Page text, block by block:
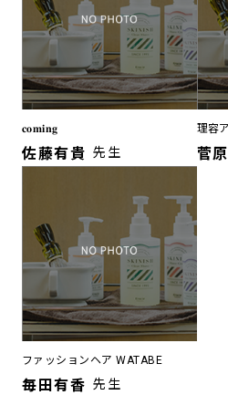
𝐜𝐨𝐦𝐢𝐧𝐠
佐藤有貴 先生
理容
菅
ファッションヘア WATABE
毎田有香 先生